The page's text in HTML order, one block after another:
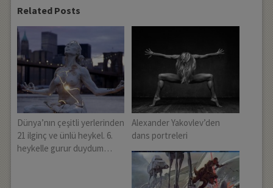
Related Posts
Dünya’nın çeşitli yerlerinden
21 ilginç ve ünlü heykel. 6.
heykelle gurur duydum…
Alexander Yakovlev’den
dans portreleri